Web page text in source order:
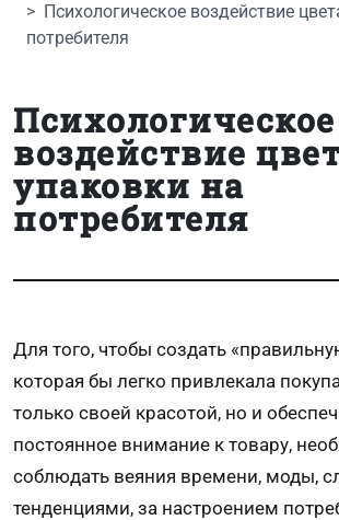
Психологическое воздействие
потребителя
Психологическое
воздействие
упаковки на
потребителя
Для того, чтобы создать
которая бы легко привлекала
только своей красотой, но и
постоянное внимание к товару,
соблюдать веяния времени, моды,
тенденциями, за настроением